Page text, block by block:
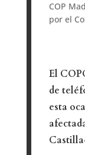
COP
por el
El
de
esta